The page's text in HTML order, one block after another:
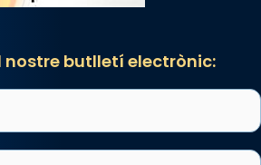
butlletí electrònic: